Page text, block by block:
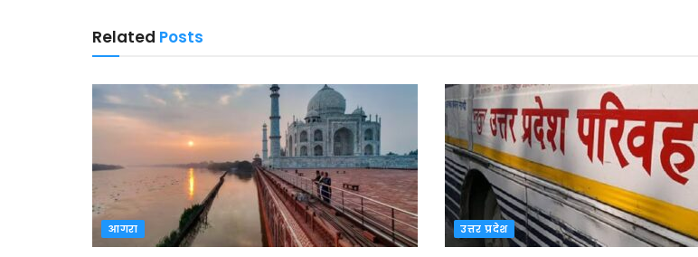
Related Posts
आगरा उत्तर प्रदेश